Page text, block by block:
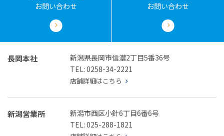
お問い合わせ
お問い合わせ
長岡本社
新潟県長岡市信濃2丁目5番36号
TEL: 0258-34-2221
店舗詳細はこちら
新潟営業所
新潟市西区小針6丁目6番6号
TEL: 025-288-1821